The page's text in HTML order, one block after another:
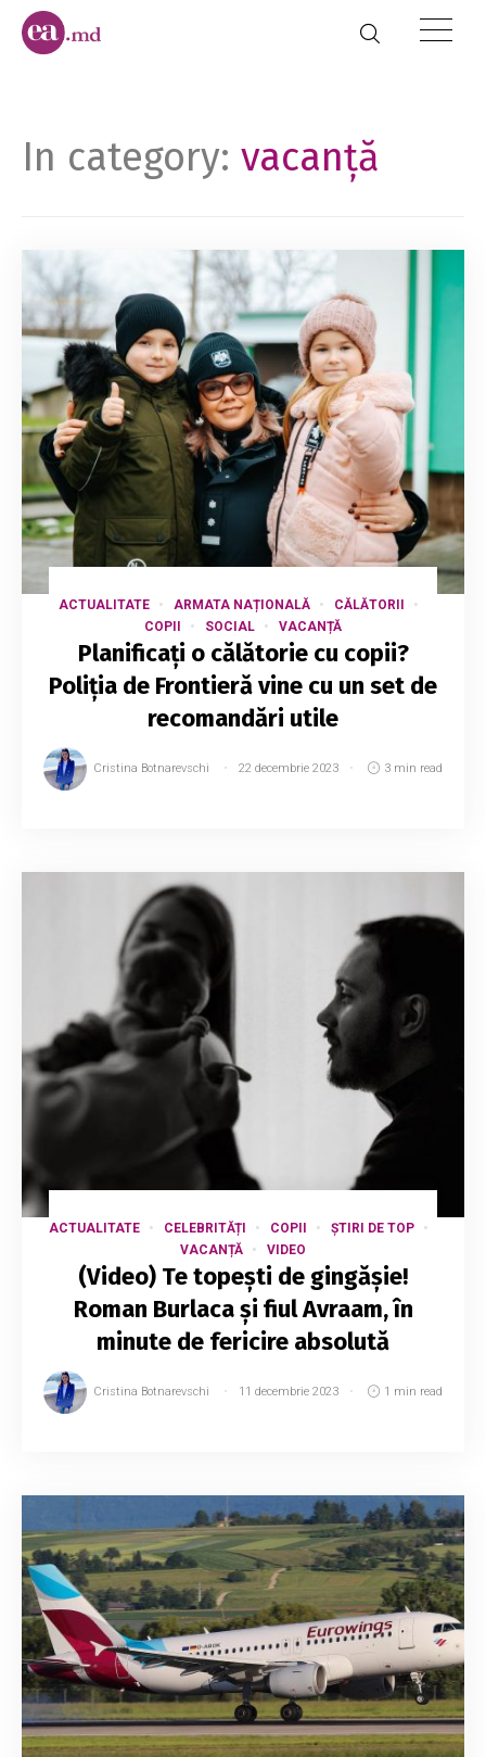
In category: vacanță
ACTUALITATE ARMATA NAȚIONALĂ
CĂLĂTORII
COPII
SOCIAL VACANȚĂ
Planificați o călătorie cu copii?
Poliția de Frontieră vine cu un set de
recomandări utile
Cristina Botnarevschi 22 decembrie 2023 3 min read
ACTUALITATE CELEBRITĂȚI COPII
ȘTIRI DE TOP
VACANȚĂ
VIDEO
(Video) Te topești de gingășie!
Roman Burlaca și fiul Avraam, în
minute de fericire absolută
Cristina Botnarevschi 11 decembrie 2023 1 min read